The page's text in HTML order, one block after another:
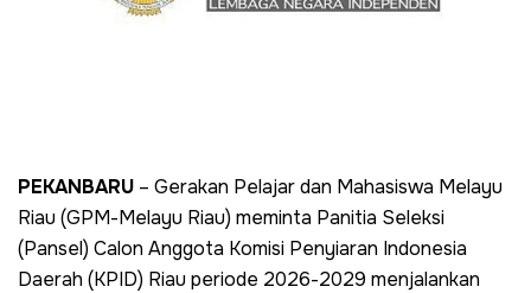
PEKANBARU – Gerakan Pelajar dan Mahasiswa Melayu
Riau (GPM-Melayu Riau) meminta Panitia Seleksi
(Pansel) Calon Anggota Komisi Penyiaran Indonesia
Daerah (KPID) Riau periode 2026-2029 menjalankan